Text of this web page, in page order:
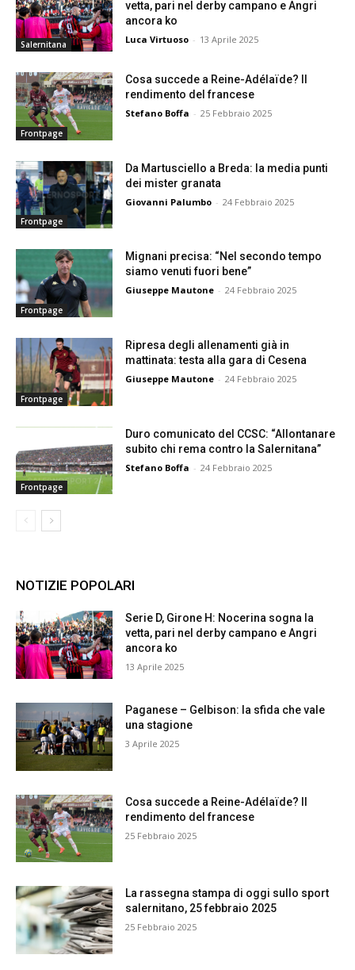
Salernitana
vetta, pari nel derby campano e Angri
ancora ko
Luca Virtuoso - 13 Aprile 2025
Frontpage
Cosa succede a Reine-Adélaïde? Il
rendimento del francese
Stefano Boffa - 25 Febbraio 2025
Frontpage
Da Martusciello a Breda: la media punti
dei mister granata
Giovanni Palumbo - 24 Febbraio 2025
Frontpage
Mignani precisa: “Nel secondo tempo
siamo venuti fuori bene”
Giuseppe Mautone - 24 Febbraio 2025
Frontpage
Ripresa degli allenamenti già in
mattinata: testa alla gara di Cesena
Giuseppe Mautone - 24 Febbraio 2025
Frontpage
Duro comunicato del CCSC: “Allontanare
subito chi rema contro la Salernitana”
Stefano Boffa - 24 Febbraio 2025
NOTIZIE POPOLARI
Serie D, Girone H: Nocerina sogna la
vetta, pari nel derby campano e Angri
ancora ko
13 Aprile 2025
Paganese – Gelbison: la sfida che vale
una stagione
3 Aprile 2025
Cosa succede a Reine-Adélaïde? Il
rendimento del francese
25 Febbraio 2025
La rassegna stampa di oggi sullo sport
salernitano, 25 febbraio 2025
25 Febbraio 2025